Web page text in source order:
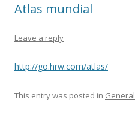
Atlas mundial
Leave a reply
http://go.hrw.com/atlas/
This entry was posted in General